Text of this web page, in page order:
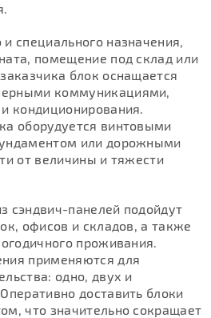
специального назначения,
помещение под склад или
блок оснащается
коммуникациями,
кондиционирования.
оборудуется винтовыми
или дорожными
от величины и тяжести
сэндвич-панелей подойдут
офисов и складов, а также
проживания.
применяются для
одно, двух и
доставить блоки
что значительно сокращает